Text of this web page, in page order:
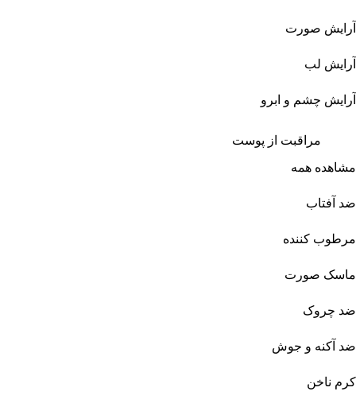
آرایش صورت
آرایش لب
آرایش چشم و ابرو
مراقبت از پوست
مشاهده همه
ضد آفتاب
مرطوب کننده
ماسک صورت
ضد چروک
ضد آکنه و جوش
کرم ناخن